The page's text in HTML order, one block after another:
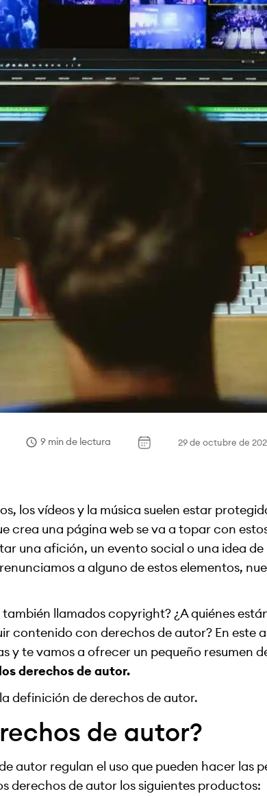
9 min de lectura 29 de octubre de
los vídeos y la música suelen estar
crea una página web se va a topar con
una afición, un evento social o una idea
a alguno de estos elementos,
llamados copyright? ¿A quiénes
contenido con derechos de autor? En este
y te vamos a ofrecer un pequeño resumen
derechos de autor.
definición de derechos de autor.
de autor?
autor regulan el uso que pueden hacer las
derechos de autor los siguientes productos: